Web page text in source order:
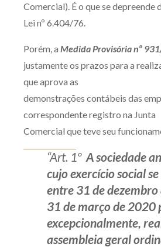
Comercial). É o que se depreende
Lei nº 6.404/76.
Porém, a Medida Provisória nº
justamente os prazos para a
que aprova as
demonstrações contábeis das
correspondente registro na Junta
Comercial que teve seu
“Art. 1º A sociedade
cujo exercício social
entre 31 de
31 de março de 2020
excepcionalmente,
assembleia geral